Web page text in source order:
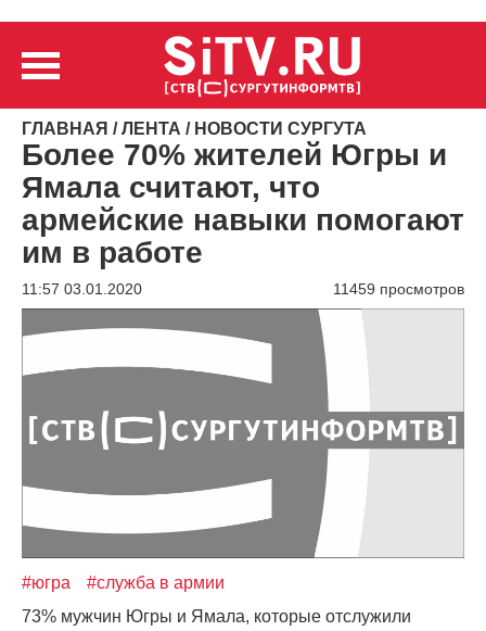
ГЛАВНАЯ /ЛЕНТА / НОВОСТИ СУРГУТА
Более 70% жителей Югры и
Ямала считают, что
армейские навыки помогают
им в работе
11:57 03.01.2020 11459 просмотров
#югра
#служба в армии
73% мужчин Югры и Ямала, которые отслужили